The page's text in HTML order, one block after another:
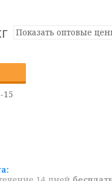
Показать оптовые
15